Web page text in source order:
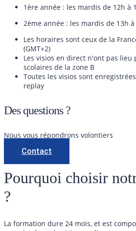
1ère année : les mardis de 12h à
2ème année : les mardis de 13h à
Les horaires sont ceux de la
(GMT+2)
Les visios en direct n'ont pas lieu
scolaires de la zone B
Toutes les visios sont
replay
Des questions ?
Nous vous répondrons volontiers
Contact
Pourquoi choisir
?
La formation dure 24 mois, et est